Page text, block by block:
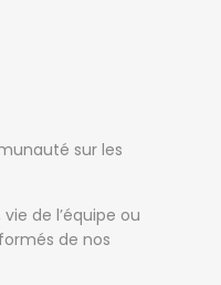
sur les
de l’équipe ou
de nos